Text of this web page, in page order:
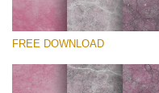
Small 800*533px
FREE DOWNLOAD